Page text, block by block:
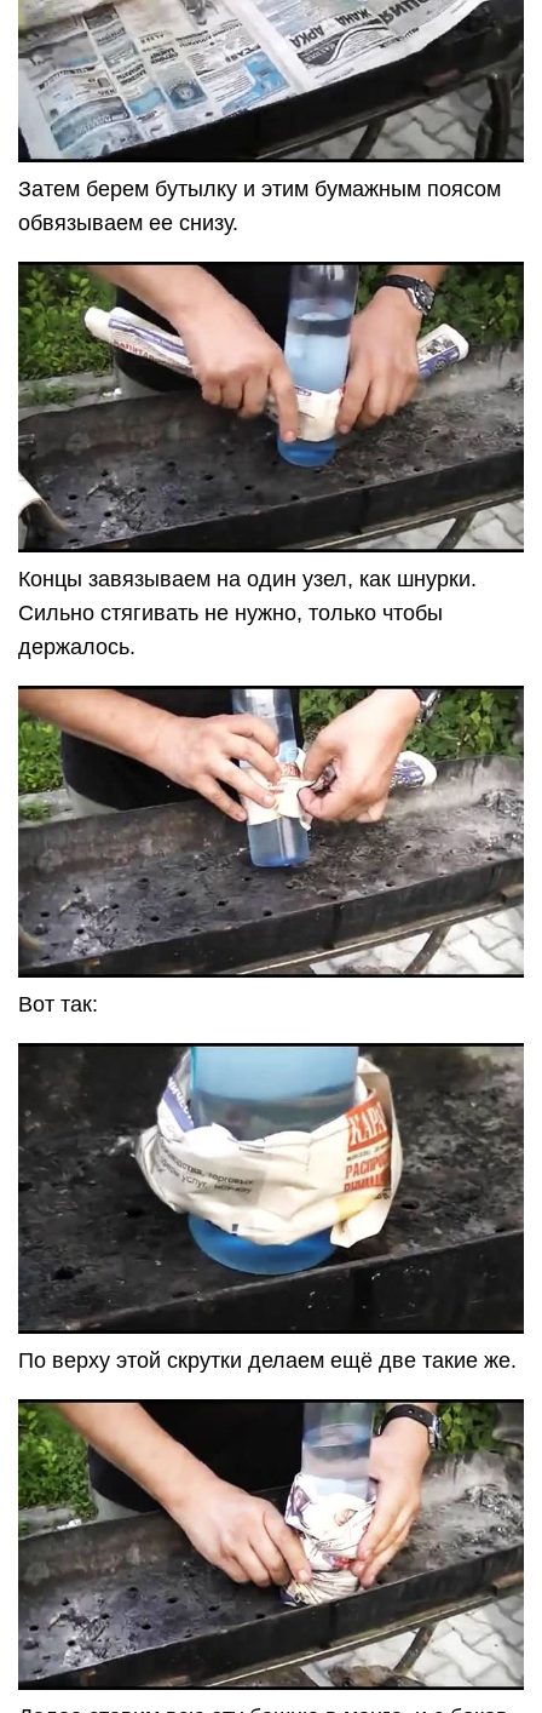
Затем берем бутылку и этим бумажным поясом
обвязываем ее снизу.
Концы завязываем на один узел, как шнурки.
Сильно стягивать не нужно, только чтобы
держалось.
Вот так:
По верху этой скрутки делаем ещё две такие же.